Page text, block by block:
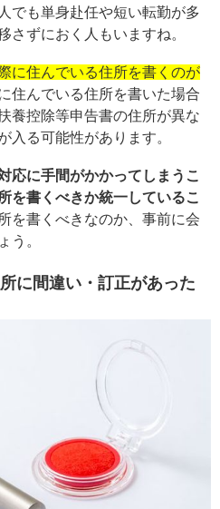
でも単身赴任や短い転勤が多
さずにおく人もいますね。
に住んでいる住所を書くのが
住んでいる住所を書いた場合
養控除等申告書の住所が異な
入る可能性があります。
応に手間がかかってしまうこ
を書くべきか統一しているこ
を書くべきなのか、事前に会
う。
に間違い・訂正があった